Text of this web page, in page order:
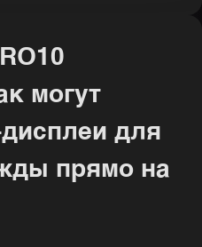
могут
для
прямо на